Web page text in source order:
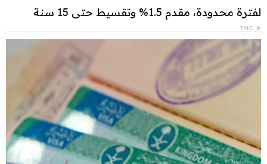
لفترة محدودة، مقدم 1.5% وتقسيط حتى 15 سنة
TMG